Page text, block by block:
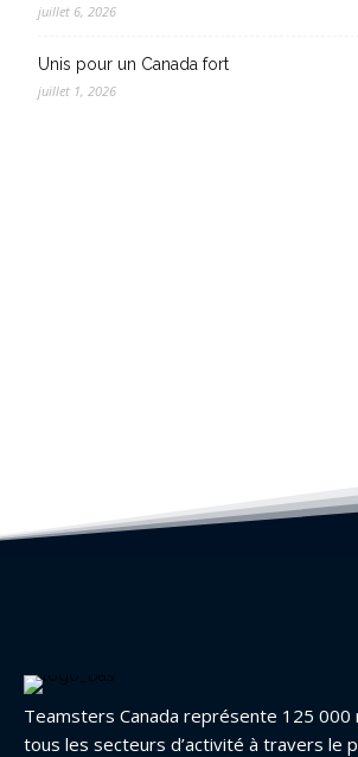
juillet 6, 2026
Unis pour un Canada fort
juillet 1, 2026
Teamsters Canada représente 125 000
tous les secteurs d’activité à travers le